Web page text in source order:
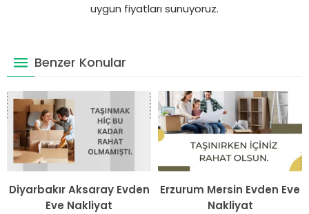
uygun fiyatları sunuyoruz.
Benzer Konular
Diyarbakır Aksaray Evden
Eve Nakliyat
Erzurum Mersin Evden Eve
Nakliyat